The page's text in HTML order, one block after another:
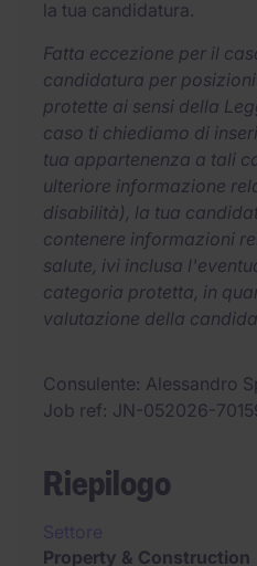
la tua candidatura.
Fatta eccezione per il
candidatura per
protette ai sensi della
caso ti chiediamo di
tua appartenenza a tali
ulteriore informazione
disabilità), la tua
contenere informazioni
salute, ivi inclusa
categoria protetta, in
valutazione della
Consulente Alessandro
Job ref JN-052026-
Riepilogo
Property & Construction